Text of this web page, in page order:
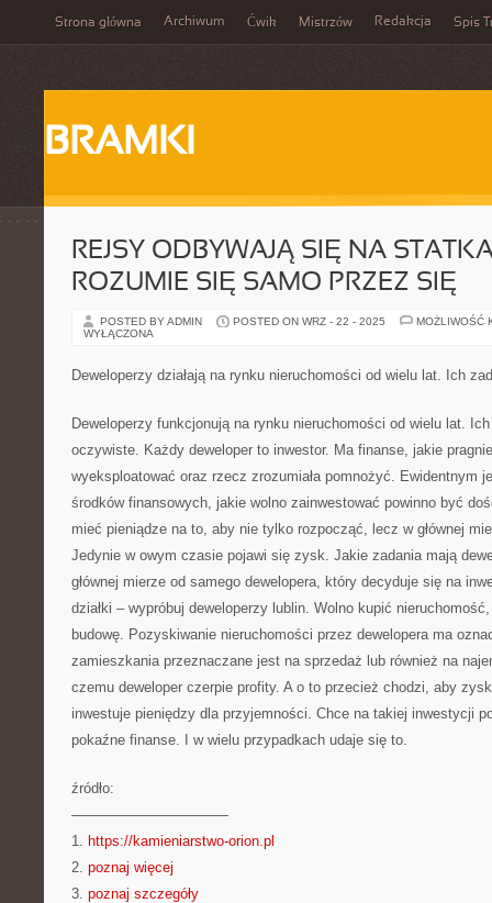
Strona główna Archiwum Ćwik Mistrzów Redakcja Spis
BRAMKI
REJSY ODBYWAJĄ SIĘ NA
ROZUMIE SIĘ SAMO PRZEZ SIĘ
POSTED BY ADMIN POSTED ON WRZ - 22 - 2025
MOŻLIWOŚĆ
WYŁĄCZONA
Deweloperzy działają na rynku nieruchomości od wielu lat. Ich
Deweloperzy funkcjonują na rynku nieruchomości od wielu lat.
oczywiste. Każdy deweloper to inwestor. Ma finanse, jakie
wyeksploatować oraz rzecz zrozumiała pomnożyć. Ewidentnym
środków finansowych, jakie wolno zainwestować powinno być
mieć pieniądze na to, aby nie tylko rozpocząć, lecz w głównej
Jedynie w owym czasie pojawi się zysk. Jakie zadania mają
głównej mierze od samego dewelopera, który decyduje się na
działki – wypróbuj deweloperzy lublin. Wolno kupić
budowę. Pozyskiwanie nieruchomości przez dewelopera ma
zamieszkania przeznaczane jest na sprzedaż lub również na
czemu deweloper czerpie profity. A o to przecież chodzi, aby
inwestuje pieniędzy dla przyjemności. Chce na takiej inwestycji
pokaźne finanse. I w wielu przypadkach udaje się to.
źródło:
———————————
1. https://kamieniarstwo-orion.pl
2. poznaj więcej
3. poznaj szczegóły